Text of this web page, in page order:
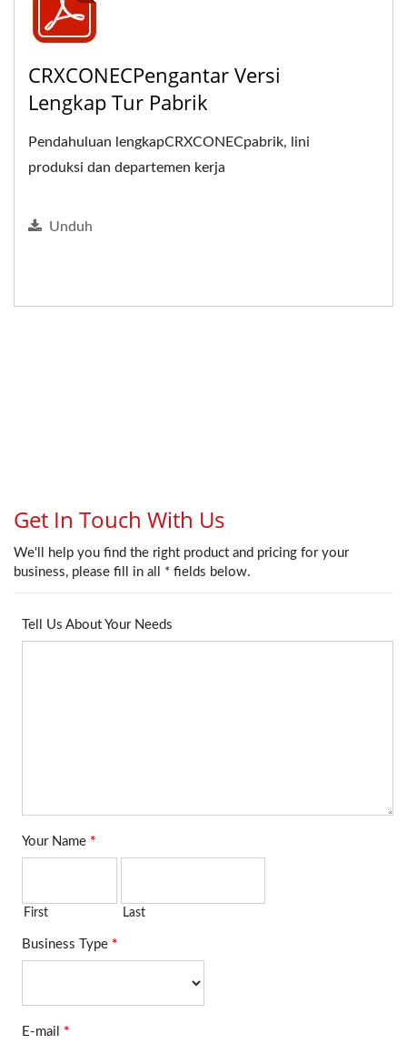
CRXCONECPengantar Versi
Lengkap Tur Pabrik
Pendahuluan lengkapCRXCONECpabrik, lini
produksi dan departemen kerja
Unduh